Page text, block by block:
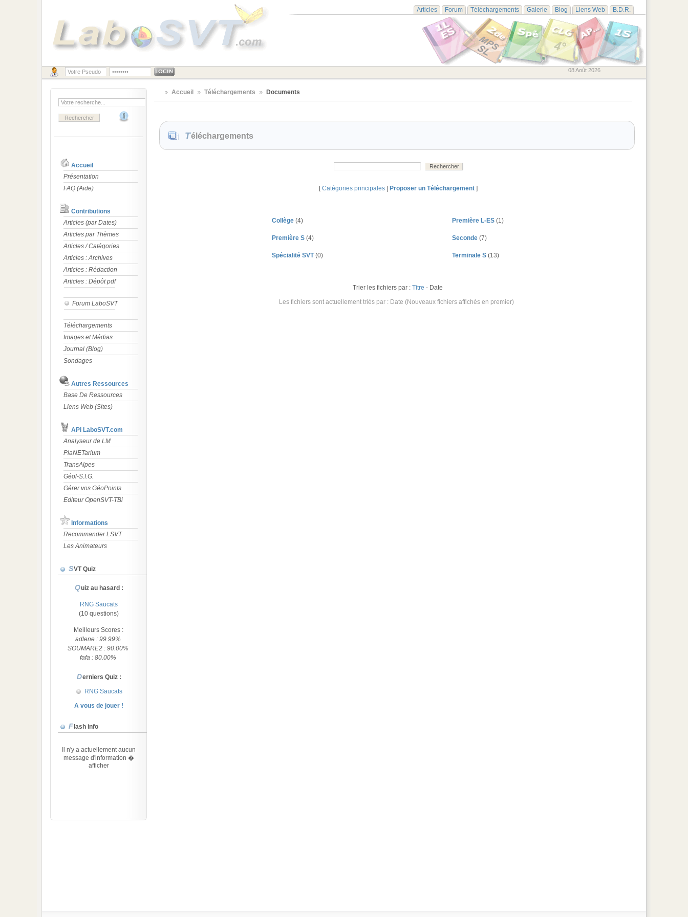
Articles Forum Téléchargements Galerie Blog Liens Web B.D.R.
08 Août 2026
Accueil
Présentation
FAQ (Aide)
Contributions
Articles (par Dates)
Articles par Thèmes
Articles / Catégories
Articles : Archives
Articles : Rédaction
Articles : Dépôt pdf
Forum LaboSVT
Téléchargements
Images et Médias
Journal (Blog)
Sondages
Autres Ressources
Base De Ressources
Liens Web (Sites)
APi LaboSVT.com
Analyseur de LM
PlaNETarium
TransAlpes
Géol-S.I.G.
Gérer vos GéoPoints
Editeur OpenSVT-TBi
Informations
Recommander LSVT
Les Animateurs
SVT Quiz
Quiz au hasard :
RNG Saucats
(10 questions)
Meilleurs Scores :
adlene : 99.99%
SOUMARE2 : 90.00%
fafa : 80.00%
Derniers Quiz :
RNG Saucats
A vous de jouer !
Flash info
message d'information �
afficher
Accueil Téléchargements Documents
Téléchargements
[Catégories principales Proposer un Téléchargement ]
Collège (4) Première L-ES (1)
Première S (4) Seconde (7)
Spécialité SVT(0) Terminale S (13)
Trier les fichiers par :Titre - Date
Les fichiers sont actuellement triés par : Date (Nouveaux fichiers affichés en premier)